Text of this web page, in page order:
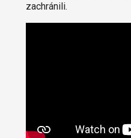
zachránili.